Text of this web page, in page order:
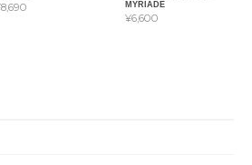
¥8,690
MYRIADE
¥6,600